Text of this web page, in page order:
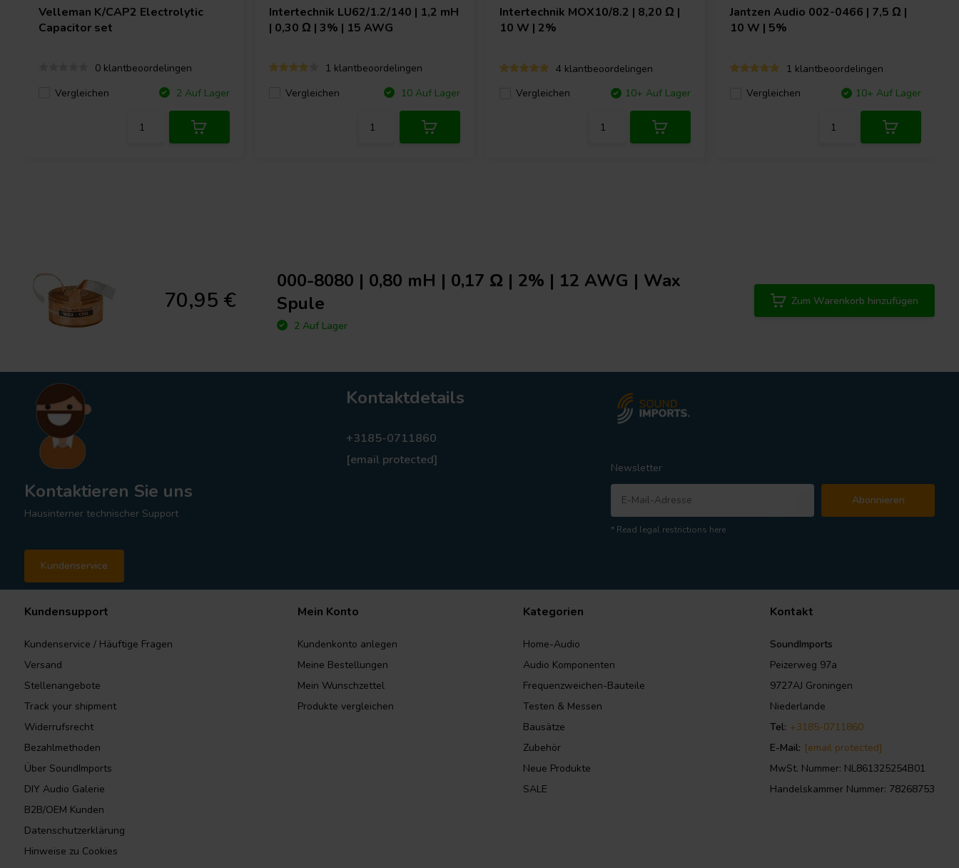
Velleman K/CAP2 Electrolytic
Capacitor set
0 klantbeoordelingen
Vergleichen
2 Auf Lager
Intertechnik LU62/1.2/140 | 1,2 mH
| 0,30 Ω | 3% | 15 AWG
1 klantbeoordelingen
Vergleichen
10 Auf Lager
Intertechnik MOX10/8.2 | 8,20 Ω |
10 W | 2%
4 klantbeoordelingen
Vergleichen
10+ Auf Lager
Jantzen Audio 002-0466 | 7,5 Ω |
10 W | 5%
1 klantbeoordelingen
Vergleichen
10+ Auf Lager
70,95 €
000-8080 | 0,80 mH | 0,17 Ω | 2% | 12 AWG | Wax
Spule
2 Auf Lager
Zum Warenkorb hinzufügen
Kontaktieren Sie uns
Hausinterner technischer Support
Kundenservice
Kontaktdetails
+3185-0711860
[email protected]
Newsletter
Abonnieren
* Read legal restrictions here
Kundensupport
Kundenservice / Häuftige Fragen
Versand
Stellenangebote
Track your shipment
Widerrufsrecht
Bezahlmethoden
Über SoundImports
DIY Audio Galerie
B2B/OEM Kunden
Datenschutzerklärung
Hinweise zu Cookies
Mein Konto
Kundenkonto anlegen
Meine Bestellungen
Mein Wunschzettel
Produkte vergleichen
Kategorien
Home-Audio
Audio Komponenten
Frequenzweichen-Bauteile
Testen & Messen
Bausätze
Zubehör
Neue Produkte
SALE
Kontakt
SoundImports
Peizerweg 97a
9727AJ Groningen
Niederlande
Tel: +3185-0711860
E-Mail: [email protected]
MwSt. Nummer: NL861325254B01
Handelskammer Nummer: 78268753